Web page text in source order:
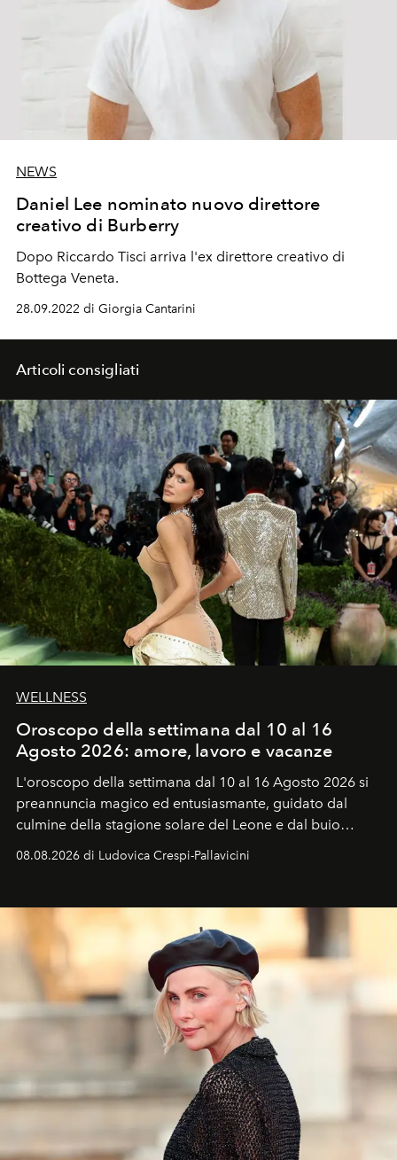
NEWS
Daniel Lee nominato nuovo direttore
creativo di Burberry
Dopo Riccardo Tisci arriva l'ex direttore creativo di
Bottega Veneta.
28.09.2022 di Giorgia Cantarini
Articoli consigliati
WELLNESS
Oroscopo della settimana dal 10 al 16
Agosto 2026: amore, lavoro e vacanze
L'oroscopo della settimana dal 10 al 16 Agosto 2026 si
preannuncia magico ed entusiasmante, guidato dal
culmine della stagione solare del Leone e dal buio
ideale per la notte delle Perseidi.
08.08.2026 di Ludovica Crespi-Pallavicini